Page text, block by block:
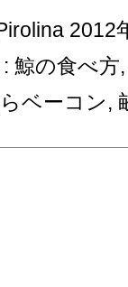
2012
鯨の食べ方,
ベーコン,